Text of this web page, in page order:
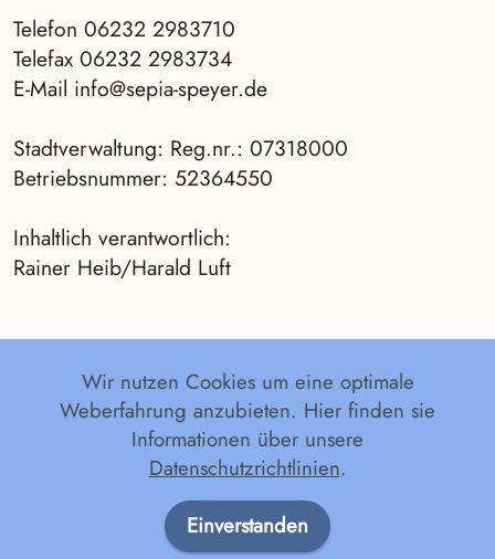
Telefon 06232 2983710
Telefax 06232 2983734
E-Mail info@sepia-speyer.de
Stadtverwaltung: Reg.nr.: 07318000
Betriebsnummer: 52364550
Inhaltlich verantwortlich:
Rainer Heib/Harald Luft
Impressum Datenschutz
Kooperationen
© Copyright 2026 SEPiA. Alle Rechte
vorbehalten.
Wir nutzen Cookies um eine optimale
Weberfahrung anzubieten. Hier finden sie
Informationen über unsere
Datenschutzrichtlinien.
Einverstanden